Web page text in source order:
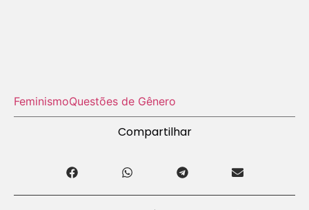
FeminismoQuestões de Gênero
Compartilhar